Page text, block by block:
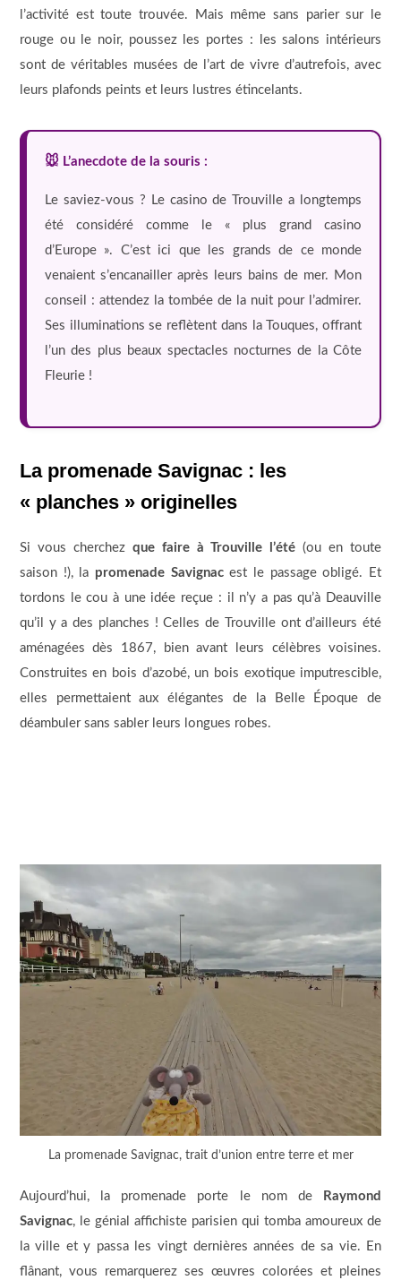
l’activité est toute trouvée. Mais même sans parier sur le
rouge ou le noir, poussez les portes : les salons intérieurs
sont de véritables musées de l’art de vivre d’autrefois, avec
leurs plafonds peints et leurs lustres étincelants.
🐭 L’anecdote de la souris :
Le saviez-vous ? Le casino de Trouville a longtemps
été considéré comme le « plus grand casino
d’Europe ». C’est ici que les grands de ce monde
venaient s’encanailler après leurs bains de mer. Mon
conseil : attendez la tombée de la nuit pour l’admirer.
Ses illuminations se reflètent dans la Touques, offrant
l’un des plus beaux spectacles nocturnes de la Côte
Fleurie !
La promenade Savignac : les
« planches » originelles
Si vous cherchez que faire à Trouville l’été (ou en toute
saison !), la promenade Savignacest le passage obligé. Et
tordons le cou à une idée reçue : il n’y a pas qu’à Deauville
qu’il y a des planches ! Celles de Trouville ont d’ailleurs été
aménagées dès 1867, bien avant leurs célèbres voisines.
Construites en bois d’azobé, un bois exotique imputrescible,
elles permettaient aux élégantes de la Belle Époque de
déambuler sans sabler leurs longues robes.
La promenade Savignac, trait d’union entre terre et mer
Aujourd’hui, la promenade porte le nom de
Raymond
Savignac, le génial affichiste parisien qui tomba amoureux de
la ville et y passa les vingt dernières années de sa vie. En
flânant, vous remarquerez ses œuvres colorées et pleines